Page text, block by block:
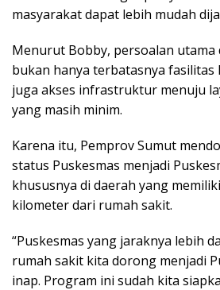
masyarakat dapat lebih mudah
Menurut Bobby, persoalan utama
bukan hanya terbatasnya fasilitas
juga akses infrastruktur menuju
yang masih minim.
Karena itu, Pemprov Sumut
status Puskesmas menjadi
khususnya di daerah yang
kilometer dari rumah sakit.
“Puskesmas yang jaraknya lebih
rumah sakit kita dorong menjadi
inap. Program ini sudah kita